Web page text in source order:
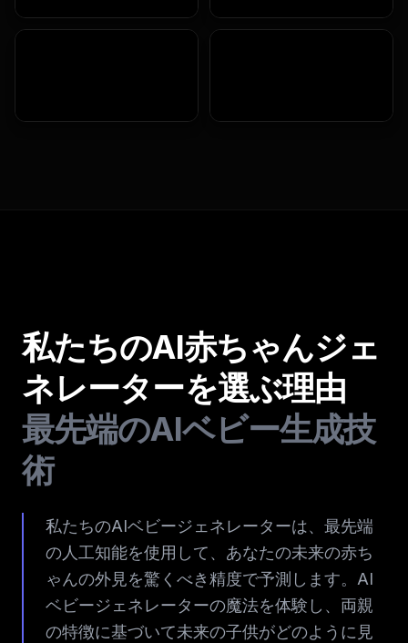
私たちのAI赤ちゃんジェ
ネレーターを選ぶ理由
最先端のAIベビー生成技
術
私たちのAIベビージェネレーターは、最先端
の人工知能を使用して、あなたの未来の赤ち
ゃんの外見を驚くべき精度で予測します。AI
ベビージェネレーターの魔法を体験し、両親
の特徴に基づいて未来の子供がどのように見